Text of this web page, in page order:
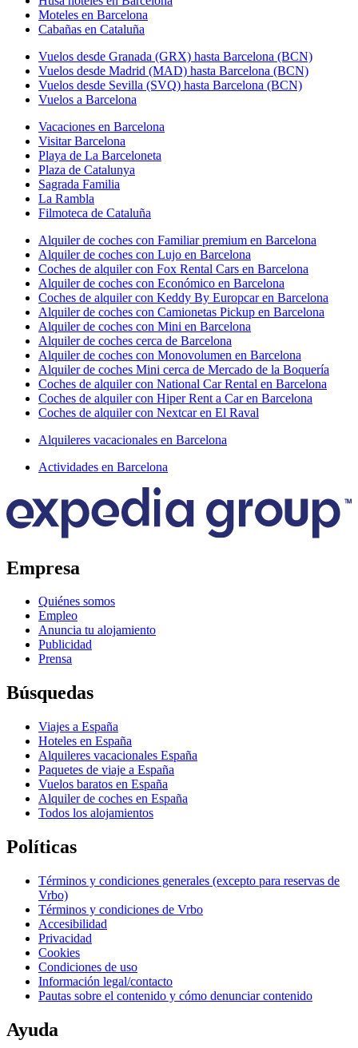
Moteles en Barcelona
Cabañas en Cataluña
Vuelos desde Granada (GRX) hasta Barcelona (BCN)
Vuelos desde Madrid (MAD) hasta Barcelona (BCN)
Vuelos desde Sevilla (SVQ) hasta Barcelona (BCN)
Vuelos a Barcelona
Vacaciones en Barcelona
Visitar Barcelona
Playa de La Barceloneta
Plaza de Catalunya
Sagrada Familia
La Rambla
Filmoteca de Cataluña
Alquiler de coches con Familiar premium en Barcelona
Alquiler de coches con Lujo en Barcelona
Coches de alquiler con Fox Rental Cars en Barcelona
Alquiler de coches con Económico en Barcelona
Coches de alquiler con Keddy By Europcar en Barcelona
Alquiler de coches con Camionetas Pickup en Barcelona
Alquiler de coches con Mini en Barcelona
Alquiler de coches cerca de Barcelona
Alquiler de coches con Monovolumen en Barcelona
Alquiler de coches Mini cerca de Mercado de la Boquería
Coches de alquiler con National Car Rental en Barcelona
Coches de alquiler con Hiper Rent a Car en Barcelona
Coches de alquiler con Nextcar en El Raval
Alquileres vacacionales en Barcelona
Actividades en Barcelona
Empresa
Quiénes somos
Empleo
Anuncia tu alojamiento
Publicidad
Prensa
Búsquedas
Viajes a España
Hoteles en España
Alquileres vacacionales España
Paquetes de viaje a España
Vuelos baratos en España
Alquiler de coches en España
Todos los alojamientos
Políticas
Términos y condiciones generales (excepto para reservas de
Vrbo)
Términos y condiciones de Vrbo
Accesibilidad
Privacidad
Cookies
Condiciones de uso
Información legal/contacto
Pautas sobre el contenido y cómo denunciar contenido
Ayuda